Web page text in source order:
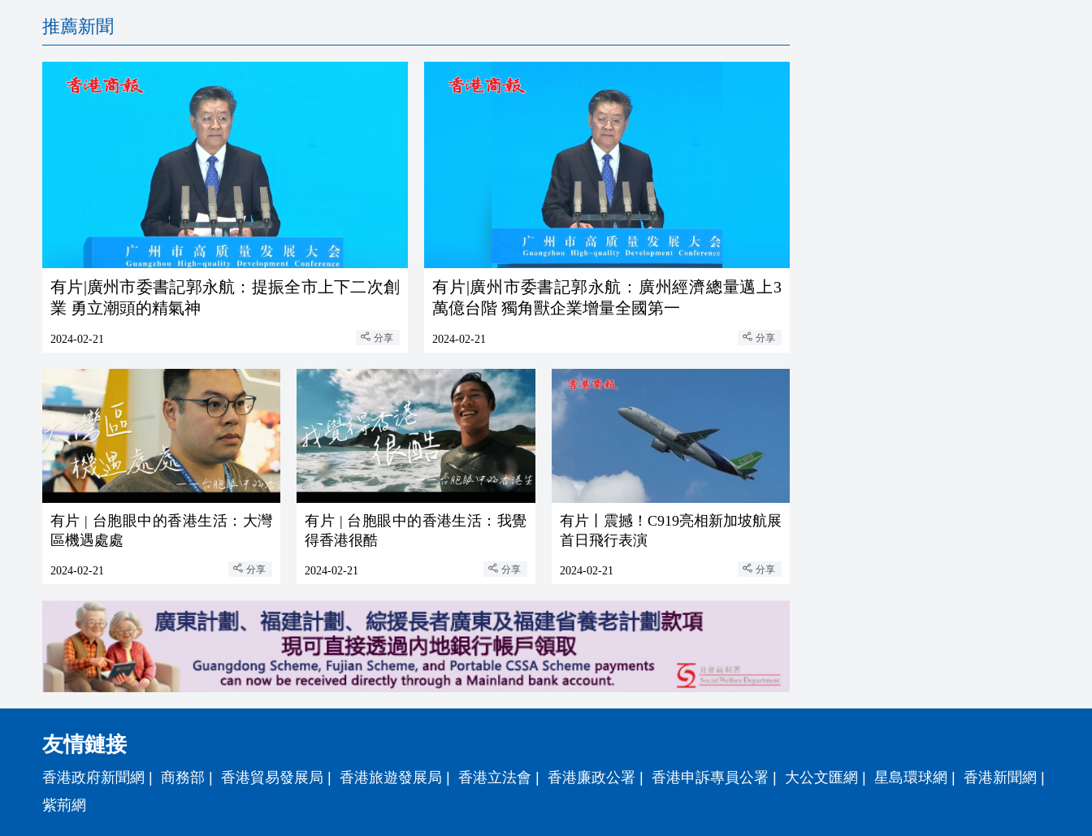
推薦新聞
有片|廣州市委書記郭永航：提振全市上下二次創
業 勇立潮頭的精氣神
2024-02-21 分享
有片|廣州市委書記郭永航：廣州經濟總量邁上3
萬億台階 獨角獸企業增量全國第一
2024-02-21 分享
有片 | 台胞眼中的香港生活：大灣
區機遇處處
2024-02-21 分享
有片 | 台胞眼中的香港生活：我覺
得香港很酷
2024-02-21 分享
有片丨震撼！C919亮相新加坡航展
首日飛行表演
2024-02-21 分享
友情鏈接
香港政府新聞網 商務部 香港貿易發展局 香港旅遊發展局 香港立法會 香港廉政公署 香港申訴專員公署 大公文匯網 星島環球網 香港新聞網
紫荊網